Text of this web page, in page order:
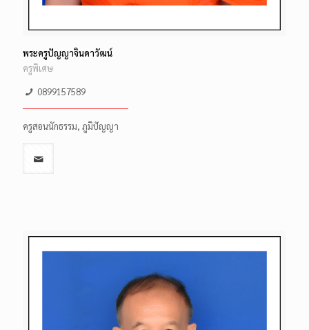
พระครูปัญญาจินดาวัฒน์
ครูพิเศษ
0899157589
ครูสอนนักธรรม, ภูมิปัญญา